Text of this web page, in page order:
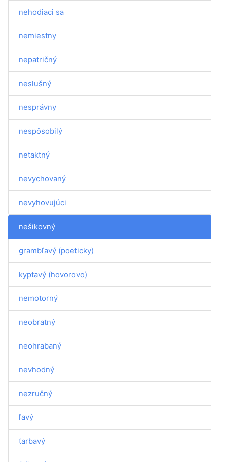
nehodiaci sa
nemiestny
nepatričný
neslušný
nesprávny
nespôsobilý
netaktný
nevychovaný
nevyhovujúci
nešikovný
grambľavý (poeticky)
kyptavý (hovorovo)
nemotorný
neobratný
neohrabaný
nevhodný
nezručný
ľavý
ťarbavý